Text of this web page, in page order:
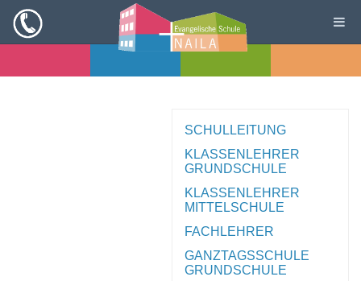
SCHULLEITUNG
KLASSENLEHRER
GRUNDSCHULE
KLASSENLEHRER
MITTELSCHULE
FACHLEHRER
GANZTAGSSCHULE
GRUNDSCHULE